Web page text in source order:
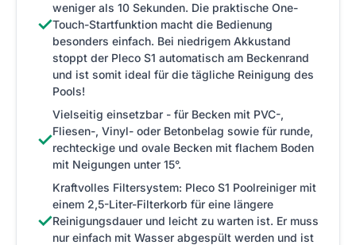
✓
weniger als 10 Sekunden. Die praktische One-
Touch-Startfunktion macht die Bedienung
besonders einfach. Bei niedrigem Akkustand
stoppt der Pleco S1 automatisch am Beckenrand
und ist somit ideal für die tägliche Reinigung des
Pools!
✓
Vielseitig einsetzbar - für Becken mit PVC-,
Fliesen-, Vinyl- oder Betonbelag sowie für runde,
rechteckige und ovale Becken mit flachem Boden
mit Neigungen unter 15°.
✓
Kraftvolles Filtersystem: Pleco S1 Poolreiniger mit
einem 2,5-Liter-Filterkorb für eine längere
Reinigungsdauer und leicht zu warten ist. Er muss
nur einfach mit Wasser abgespült werden und ist